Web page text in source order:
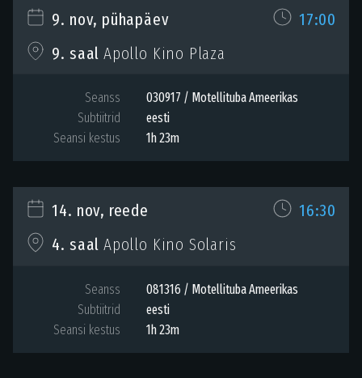
9. nov, pühapäev
17:00
9. saal Apollo Kino Plaza
Seanss
030917 / Motellituba Ameerikas
Subtiitrid
eesti
Seansi kestus
1h 23m
14. nov, reede
16:30
4. saal Apollo Kino Solaris
Seanss
081316 / Motellituba Ameerikas
Subtiitrid
eesti
Seansi kestus
1h 23m